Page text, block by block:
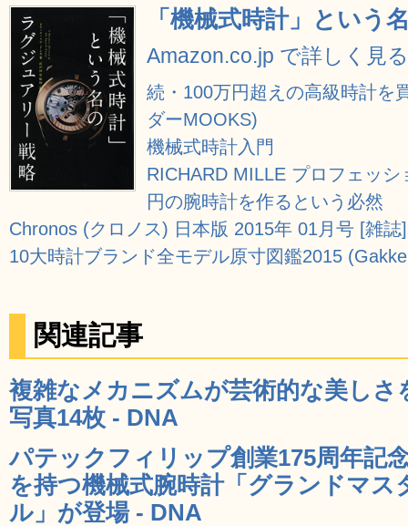
「機械式時計」という
Amazon.co.jp で詳しく見
続・100万円超えの高級時計を
ダーMOOKS)
機械式時計入門
RICHARD MILLE プロフェッ
円の腕時計を作るという必然
Chronos (クロノス) 日本版 2015年 01月号 [雑誌]
10大時計ブランド全モデル原寸図鑑2015
関連記事
複雑なメカニズムが芸術的な美しさ
写真14枚 - DNA
パテックフィリップ創業175周年記
を持つ機械式腕時計「グランドマス
ル」が登場 - DNA